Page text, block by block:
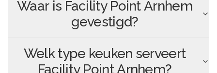
Waar is Facility Point Arnhem
gevestigd?
Welk type keuken serveert
Facility Point Arnhem?